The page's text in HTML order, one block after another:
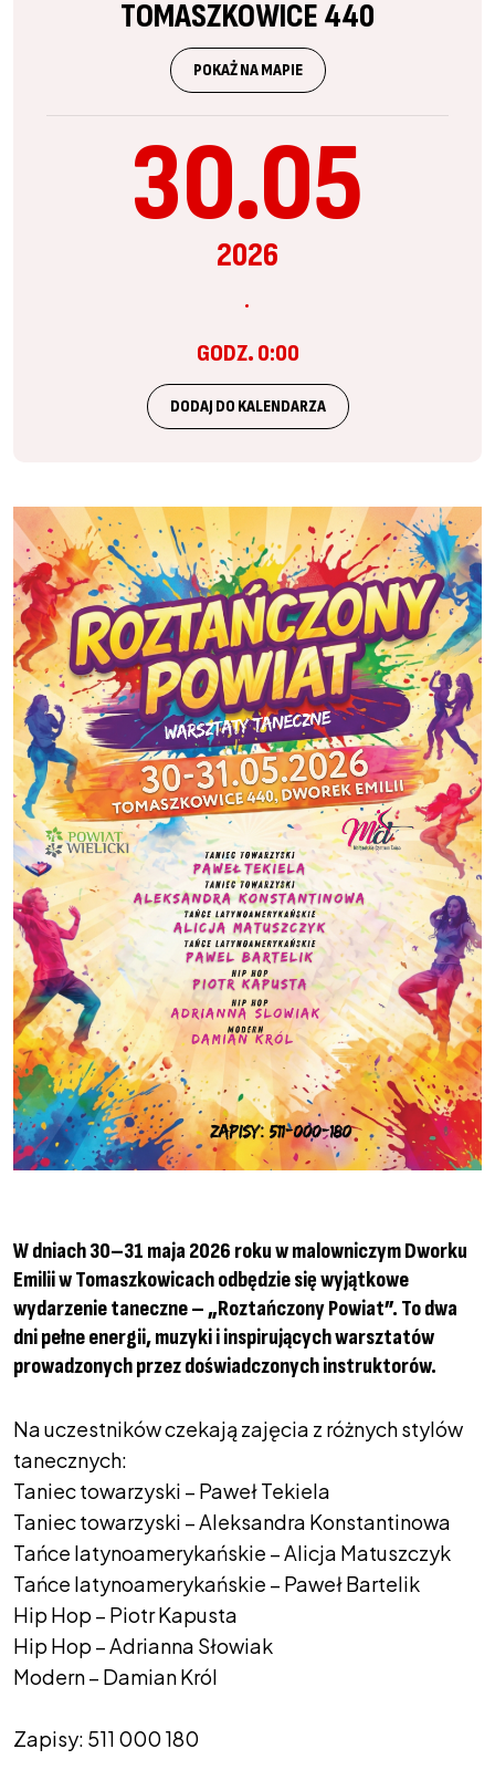
TOMASZKOWICE 440
POKAŻ NA MAPIE
30.05
2026
GODZ. 0:00
DODAJ DO KALENDARZA
W dniach 30–31 maja 2026 roku w malowniczym Dworku
Emilii w Tomaszkowicach odbędzie się wyjątkowe
wydarzenie taneczne – „Roztańczony Powiat”. To dwa
dni pełne energii, muzyki i inspirujących warsztatów
prowadzonych przez doświadczonych instruktorów.
Na uczestników czekają zajęcia z różnych stylów
tanecznych:
Taniec towarzyski – Paweł Tekiela
Taniec towarzyski – Aleksandra Konstantinowa
Tańce latynoamerykańskie – Alicja Matuszczyk
Tańce latynoamerykańskie – Paweł Bartelik
Hip Hop – Piotr Kapusta
Hip Hop – Adrianna Słowiak
Modern – Damian Król
Zapisy: 511 000 180